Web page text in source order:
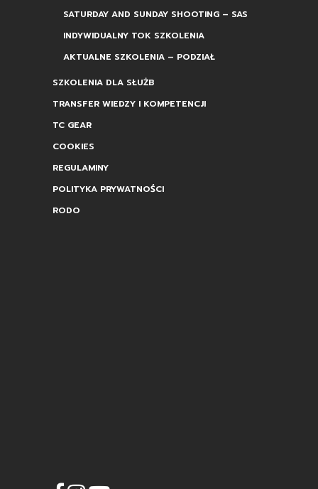
SATURDAY AND SUNDAY SHOOTING – SAS
INDYWIDUALNY TOK SZKOLENIA
AKTUALNE SZKOLENIA – PODZIAŁ
SZKOLENIA DLA SŁUŻB
TRANSFER WIEDZY I KOMPETENCJI
TC GEAR
COOKIES
REGULAMINY
POLITYKA PRYWATNOŚCI
RODO